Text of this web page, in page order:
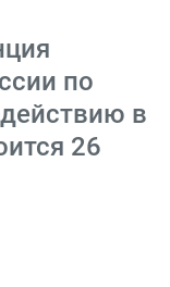
по
в
26